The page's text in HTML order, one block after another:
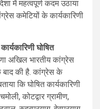
में महत्वपूर्ण कदम उठाया
कमेटियों के कार्यकारिणी
घोषित
अखिल भारतीय कांग्रेस
की है. कांग्रेस के
कि घोषित कार्यकारिणी
कोटद्वार ग्रामीण,